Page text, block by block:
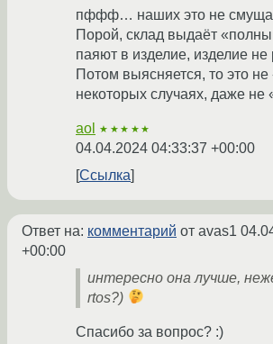
пффф… наших это не
Порой, склад выдаёт
паяют в изделие, изделие не
Потом выясняется, то это
некоторых случаях, даже не
aol ★★★★★
04.04.2024 04:33:37 +00:00
Ссылка
Ответ на: комментарий от avas1
+00:00
интересно она лучше,
rtos?)
Спасибо за вопрос? :)